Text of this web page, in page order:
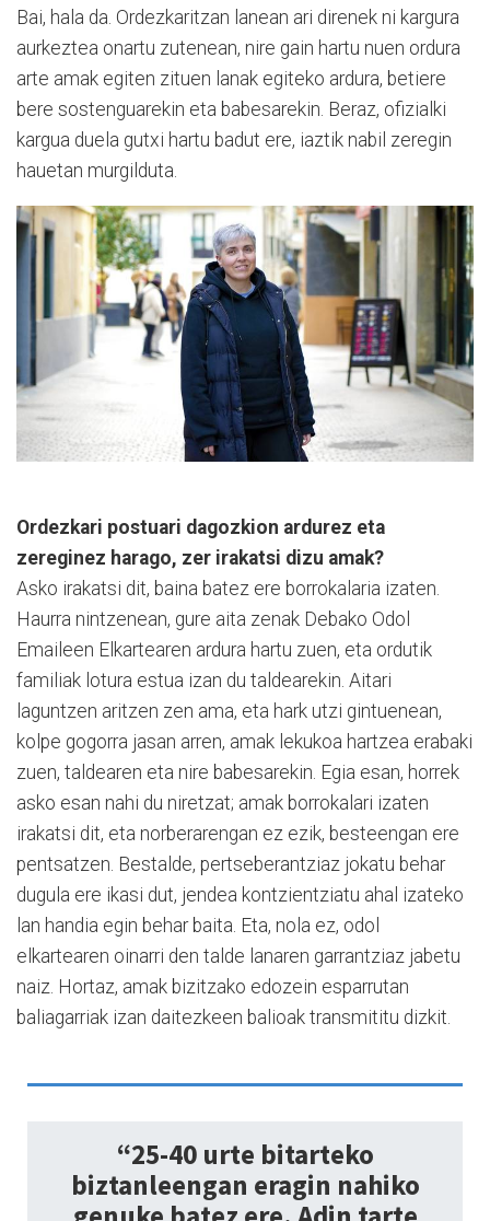
Bai, hala da. Ordezkaritzan lanean ari direnek ni kargura
aurkeztea onartu zutenean, nire gain hartu nuen ordura
arte amak egiten zituen lanak egiteko ardura, betiere
bere sostenguarekin eta babesarekin. Beraz, ofizialki
kargua duela gutxi hartu badut ere, iaztik nabil zeregin
hauetan murgilduta.
Ordezkari postuari dagozkion ardurez eta
zereginez harago, zer irakatsi dizu amak?
Asko irakatsi dit, baina batez ere borrokalaria izaten.
Haurra nintzenean, gure aita zenak Debako Odol
Emaileen Elkartearen ardura hartu zuen, eta ordutik
familiak lotura estua izan du taldearekin. Aitari
laguntzen aritzen zen ama, eta hark utzi gintuenean,
kolpe gogorra jasan arren, amak lekukoa hartzea erabaki
zuen, taldearen eta nire babesarekin. Egia esan, horrek
asko esan nahi du niretzat; amak borrokalari izaten
irakatsi dit, eta norberarengan ez ezik, besteengan ere
pentsatzen. Bestalde, pertseberantziaz jokatu behar
dugula ere ikasi dut, jendea kontzientziatu ahal izateko
lan handia egin behar baita. Eta, nola ez, odol
elkartearen oinarri den talde lanaren garrantziaz jabetu
naiz. Hortaz, amak bizitzako edozein esparrutan
baliagarriak izan daitezkeen balioak transmititu dizkit.
“25-40 urte bitarteko
biztanleengan eragin nahiko